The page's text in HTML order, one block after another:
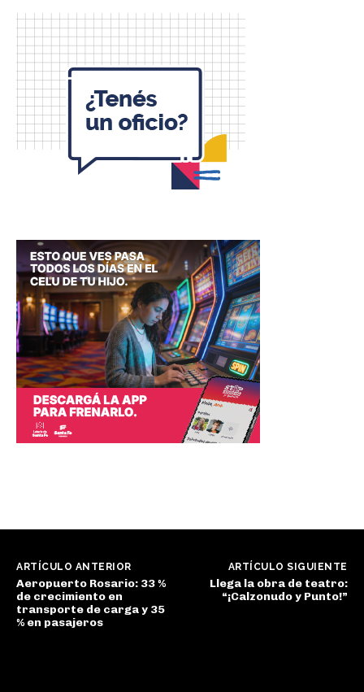
ARTÍCULO ANTERIOR
Aeropuerto Rosario: 33 %
de crecimiento en
transporte de carga y 35
% en pasajeros
ARTÍCULO SIGUIENTE
Llega la obra de teatro:
“¡Calzonudo y Punto!”